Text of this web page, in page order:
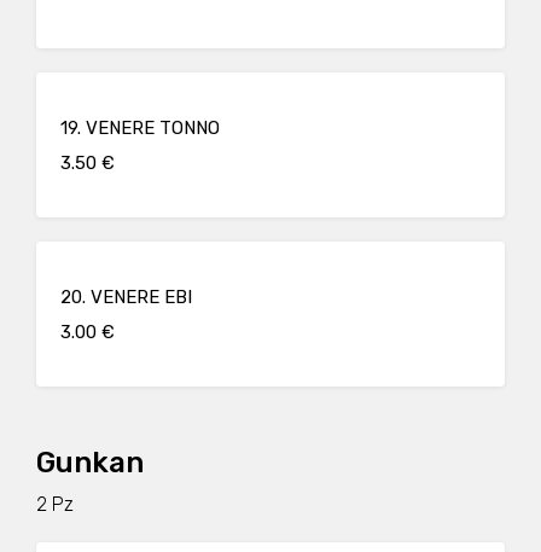
19. VENERE TONNO
3.50 €
20. VENERE EBI
3.00 €
Gunkan
2 Pz